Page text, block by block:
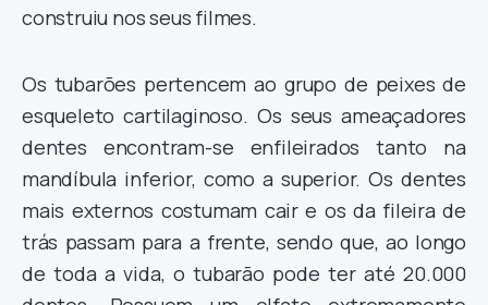
construiu nos seus filmes.
Os tubarões pertencem ao grupo de peixes de
esqueleto cartilaginoso. Os seus ameaçadores
dentes encontram-se enfileirados tanto na
mandíbula inferior, como a superior. Os dentes
mais externos costumam cair e os da fileira de
trás passam para a frente, sendo que, ao longo
de toda a vida, o tubarão pode ter até 20.000